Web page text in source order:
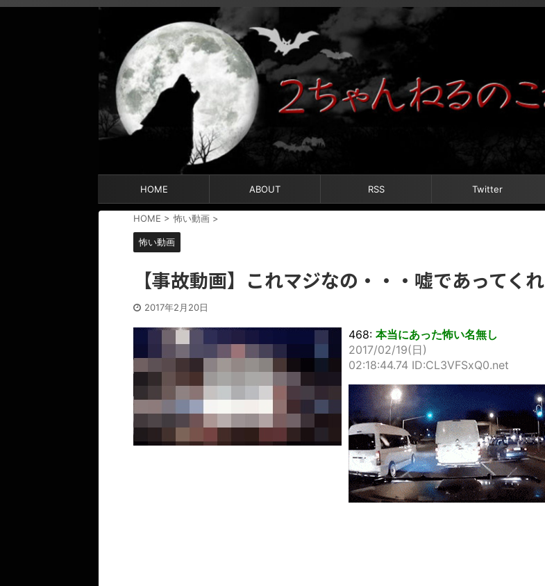
HOME ABOUT RSS Twitter
HOME > 怖い動画 >
怖い動画
【事故動画】これマジなの・・・嘘であってくれ
2017年2月20日
468: 本当にあった怖い名無し
2017/02/19(日)
02:18:44.74 ID:CL3VFSxQ0.net